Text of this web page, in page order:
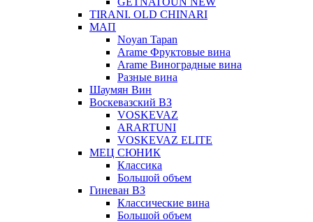
TIRANI. OLD CHINARI
МАП
Noyan Tapan
Arame Фруктовые вина
Arame Виноградные вина
Разные вина
Шаумян Вин
Воскевазский ВЗ
VOSKEVAZ
ARARTUNI
VOSKEVAZ ELITE
МЕЦ СЮНИК
Классика
Большой объем
Гиневан ВЗ
Классические вина
Большой объем